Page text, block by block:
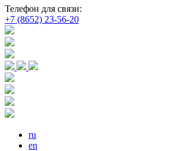
Телефон для связи:
+7 (8652) 23-56-20
ru
en